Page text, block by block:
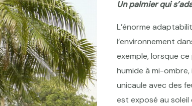
Un palmier qui
L’énorme
l’environnement
exemple, lorsque
humide à mi-
unicaule avec des
est exposé au